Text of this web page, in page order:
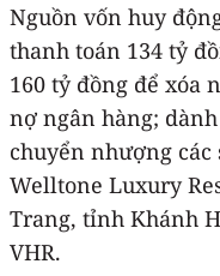
Nguồn vốn huy
thanh toán 134 tỷ
160 tỷ đồng để xóa
nợ ngân hàng;
chuyển nhượng các
Welltone Luxury
Trang, tỉnh Khánh
VHR.